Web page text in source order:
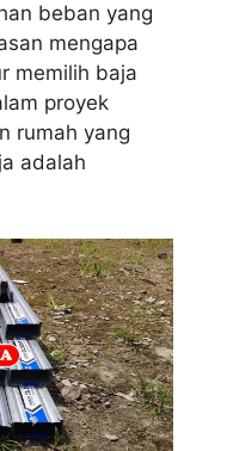
beban yang
mengapa
memilih baja
proyek
rumah yang
adalah